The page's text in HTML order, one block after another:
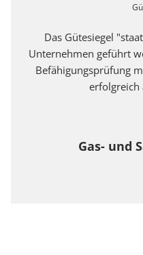
Das Gütesiegel
Unternehmen geführt
Befähigungsprüfung
erfolgreich
Gas- und